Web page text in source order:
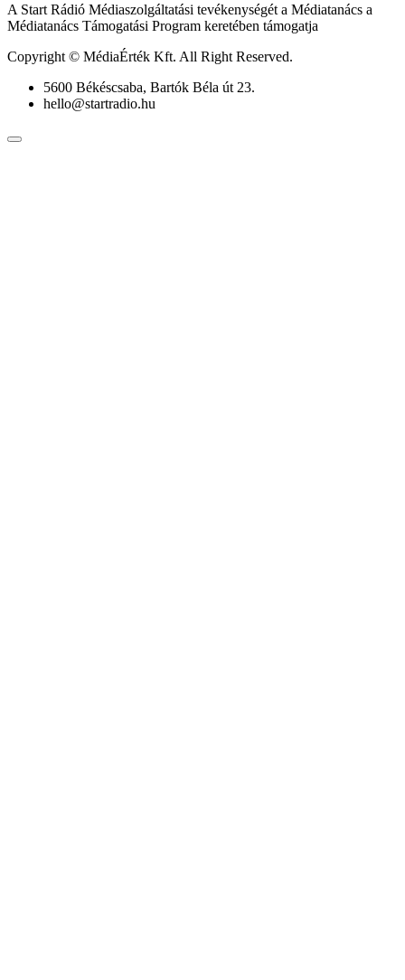
A Start Rádió Médiaszolgáltatási tevékenységét a Médiatanács a
Médiatanács Támogatási Program keretében támogatja
Copyright © MédiaÉrték Kft. All Right Reserved.
5600 Békéscsaba, Bartók Béla út 23.
hello@startradio.hu